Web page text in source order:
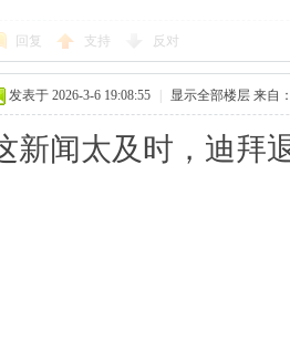
回复 支持 反对
发表于 2026-3-6 19:08:55 显示全部楼层 来自
新闻太及时，迪拜